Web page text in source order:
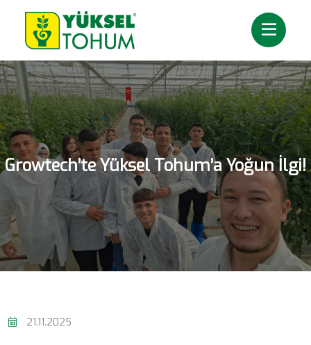
Growtech’te Yüksel Tohum’a Yoğun İlgi!
21.11.2025